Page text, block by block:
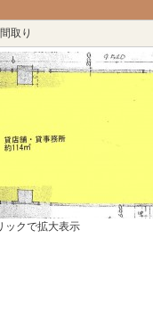
間取り
クで拡大表示